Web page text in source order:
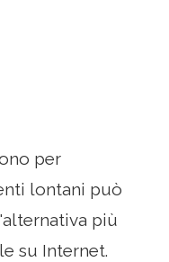
per
lontani può
più
su Internet.